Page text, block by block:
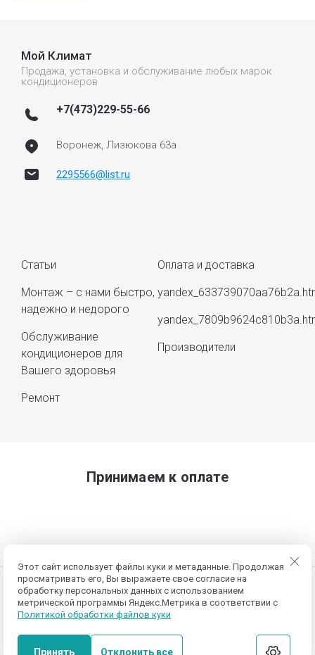
Мой Климат
Продажа, установка и обслуживание любых марок
кондиционеров
+7(473)229-55-66
Воронеж, Лизюкова 63а
2295566@list.ru
Статьи
Монтаж – с нами быстро,
надежно и недорого
Обслуживание
кондиционеров для
Вашего здоровья
Ремонт
Оплата и доставка
Производители
Принимаем к оплате
© 2014 - 2026 ИНН 000000000
Политика конфиденциальности
Этот сайт использует файлы куки и метаданные. Продолжая
просматривать его, Вы выражаете свое согласие на
обработку персональных данных с использованием
метрической программы Яндекс.Метрика в соответствии с
Политикой обработки файлов куки
Принять Отклонить все